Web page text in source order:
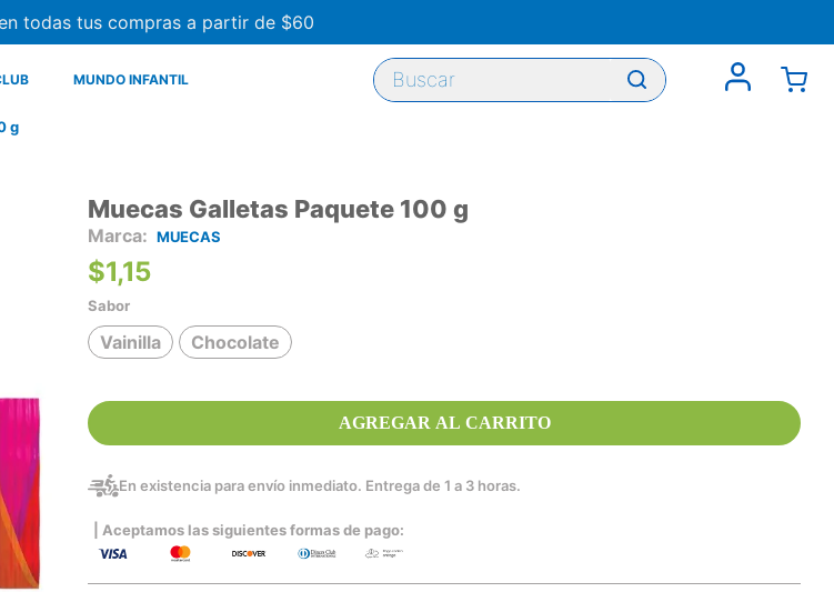
en todas tus compras a partir de $60
MUNDO INFANTIL
Buscar
g
Muecas Galletas Paquete 100 g
MUECAS
$1,15
Sabor
Vainilla Chocolate
AGREGAR AL CARRITO
En existencia para envío inmediato. Entrega de 1 a 3 horas.
| Aceptamos las siguientes formas de pago: